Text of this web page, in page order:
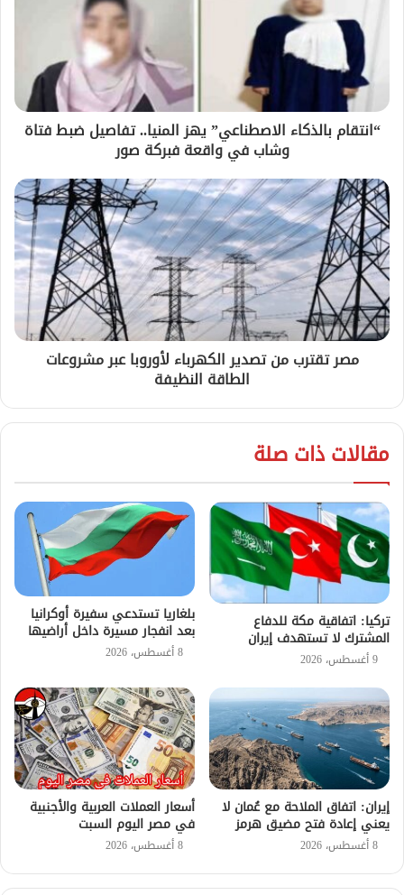
“انتقام بالذكاء الاصطناعي” يهز المنيا.. تفاصيل ضبط فتاة
وشاب في واقعة فبركة صور
مصر تقترب من تصدير الكهرباء لأوروبا عبر مشروعات
الطاقة النظيفة
مقالات ذات صلة
تركيا: اتفاقية مكة للدفاع
المشترك لا تستهدف إيران
9 أغسطس، 2026
بلغاريا تستدعي سفيرة أوكرانيا
بعد انفجار مسيرة داخل أراضيها
8 أغسطس، 2026
إيران: اتفاق الملاحة مع عُمان لا
يعني إعادة فتح مضيق هرمز
8 أغسطس، 2026
أسعار العملات العربية والأجنبية
في مصر اليوم السبت
8 أغسطس، 2026